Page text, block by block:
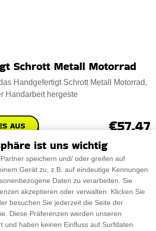
Schrott Metall Motorrad
Handgefertigt Schrott Metall Motorrad,
Handarbeit hergeste
AUS €57.47
ist uns wichtig
speichern und/ oder greifen auf
Gerät zu, z.B. auf eindeutige Kennungen
Daten zu verarbeiten. Sie
akzeptieren oder verwalten. Klicken Sie
besuchen Sie jederzeit die Seite der
Diese Präferenzen werden unseren
und haben keinen Einfluss auf Surfdaten.